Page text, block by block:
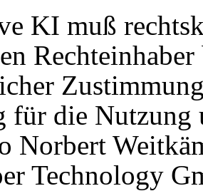
KI muß
für die
Norbert
Technology